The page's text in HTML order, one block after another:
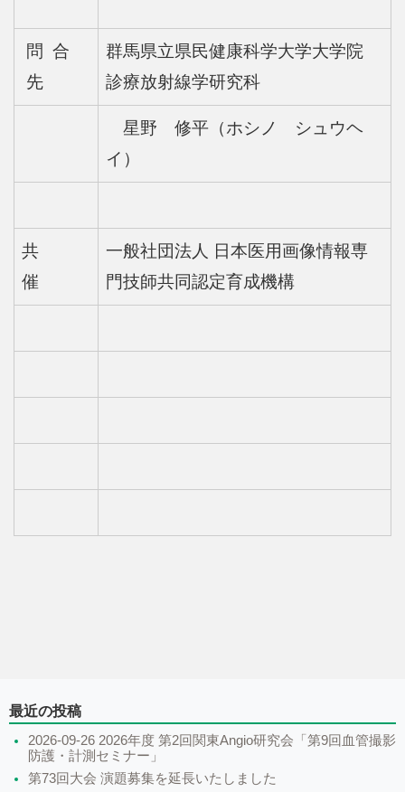
問 合
先
群馬県立県民健康科学大学大学院
診療放射線学研究科
星野 修平（ホシノ シュウヘ
イ）
共
催
一般社団法人 日本医用画像情報専
門技師共同認定育成機構
最近の投稿
2026-09-26 2026年度 第2回関東Angio研究会「第9回血管撮影
防護・計測セミナー」
第73回大会 演題募集を延長いたしました